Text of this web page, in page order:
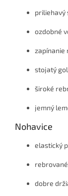
priliehavý
ozdobné
zapínanie
stojatý
široké
jemný
Nohavice
elastický
dobre